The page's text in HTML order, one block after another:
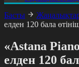
Басты
елден 120 бала
«Astana
елден 120